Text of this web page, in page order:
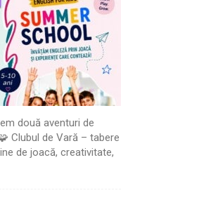
două aventuri de
Clubul de Vară – tabere
de joacă, creativitate,